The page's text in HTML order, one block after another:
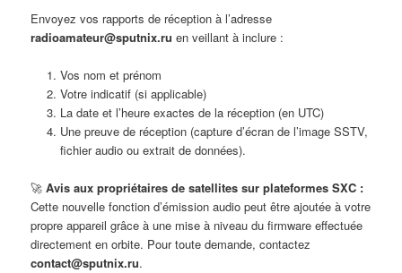
Envoyez vos rapports de réception à l’adresse
radioamateur@sputnix.ru en veillant à inclure :
Vos nom et prénom
Votre indicatif (si applicable)
La date et l’heure exactes de la réception (en UTC)
Une preuve de réception (capture d’écran de l’image SSTV,
fichier audio ou extrait de données).
🚀Avis aux propriétaires de satellites sur plateformes SXC :
Cette nouvelle fonction d’émission audio peut être ajoutée à votre
propre appareil grâce à une mise à niveau du firmware effectuée
directement en orbite. Pour toute demande, contactez
contact@sputnix.ru.